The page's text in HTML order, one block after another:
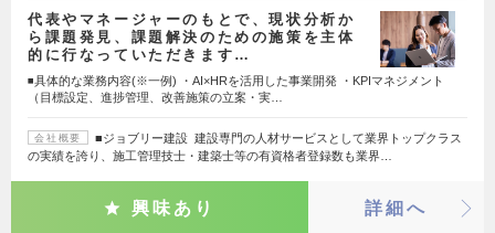
代表やマネージャーのもとで、現状分析か
ら課題発見、課題解決のための施策を主体
的に行なっていただきます…
◾️具体的な業務内容(※一例) ・AI×HRを活用した事業開発 ・KPIマネジメント
（目標設定、進捗管理、改善施策の立案・実…
会社概要
■ジョブリー建設 建設専門の人材サービスとして業界トップクラス
の実績を誇り、施工管理技士・建築士等の有資格者登録数も業界…
興味あり 詳細へ